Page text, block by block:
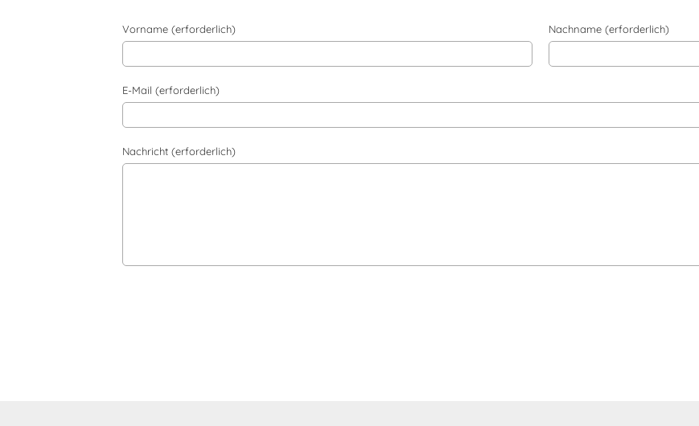
Vorname (erforderlich) Nachname (erforderlich)
E-Mail (erforderlich)
Nachricht (erforderlich)